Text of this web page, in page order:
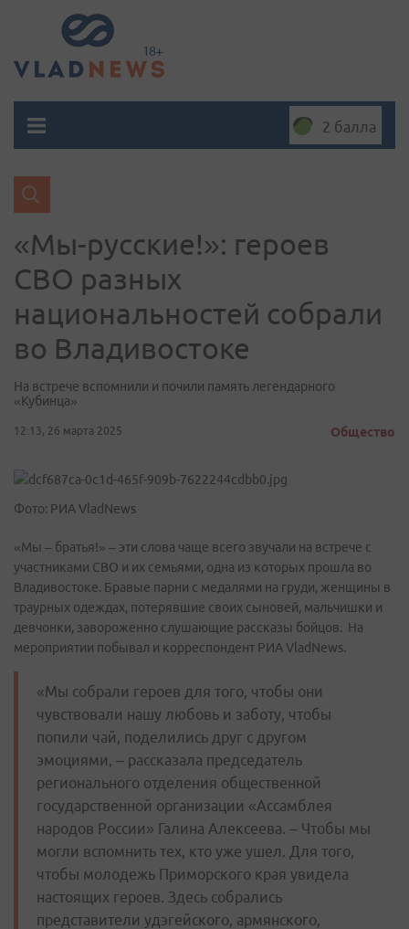
2 балла
«Мы-русские!»: героев
СВО разных
национальностей собрали
во Владивостоке
На встрече вспомнили и почили память легендарного
«Кубинца»
12:13, 26 марта 2025 Общество
Фото: РИА VladNews
«Мы – братья!» – эти слова чаще всего звучали на встрече с
участниками СВО и их семьями, одна из которых прошла во
Владивостоке. Бравые парни с медалями на груди, женщины в
траурных одеждах, потерявшие своих сыновей, мальчишки и
девчонки, завороженно слушающие рассказы бойцов. На
мероприятии побывал и корреспондент РИА VladNews.
«Мы собрали героев для того, чтобы они
чувствовали нашу любовь и заботу, чтобы
попили чай, поделились друг с другом
эмоциями, – рассказала председатель
регионального отделения общественной
государственной организации «Ассамблея
народов России» Галина Алексеева. – Чтобы мы
могли вспомнить тех, кто уже ушел. Для того,
чтобы молодежь Приморского края увидела
настоящих героев. Здесь собрались
представители удэгейского, армянского,